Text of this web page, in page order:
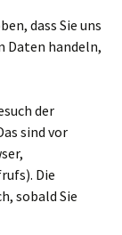
dass Sie uns
Daten handeln,
der
sind vor
Die
sobald Sie